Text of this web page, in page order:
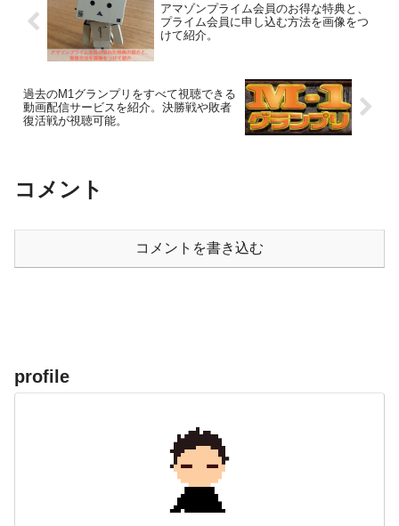
アマゾンプライム会員のお得な特典と、
プライム会員に申し込む方法を画像をつ
けて紹介。
過去のM1グランプリをすべて視聴できる
動画配信サービスを紹介。決勝戦や敗者
復活戦が視聴可能。
コメント
コメントを書き込む
profile